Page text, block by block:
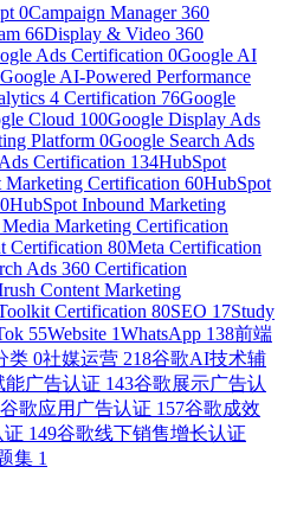
0Campaign Manager 360
66Display & Video 360
Ads Certification 0Google AI
Google AI-Powered Performance
4 Certification 76Google
Cloud 100Google Display Ads
Platform 0Google Search Ads
Certification 134HubSpot
Marketing Certification 60HubSpot
HubSpot Inbound Marketing
Marketing Certification
Certification 80Meta Certification
Ads 360 Certification
Content Marketing
Certification 80SEO 17Study
55Website 1WhatsApp 138前端
类 0社媒运营 218谷歌AI技术辅
广告认证 143谷歌展示广告认
谷歌应用广告认证 157谷歌成效
证 149谷歌线下销售增长认证
集 1